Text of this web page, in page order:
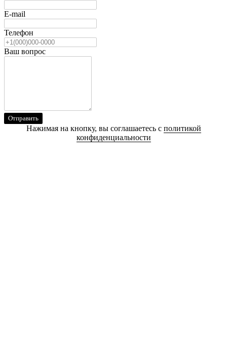
E-mail
Телефон
Ваш вопрос
Отправить
Нажимая на кнопку, вы соглашаетесь с политикой
конфиденциальности